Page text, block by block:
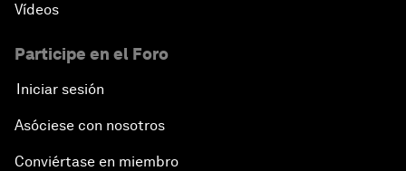
Vídeos
Participe en el Foro
Iniciar sesión
Asóciese con nosotros
Conviértase en miembro